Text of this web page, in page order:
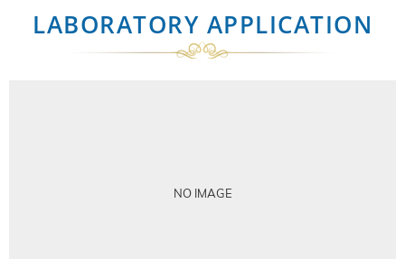
LABORATORY APPLICATION
NO IMAGE